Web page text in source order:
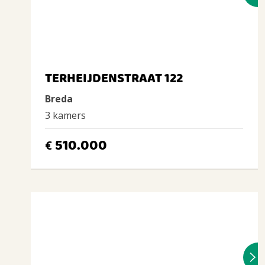
TERHEIJDENSTRAAT 122
Breda
3 kamers
€ 510.000